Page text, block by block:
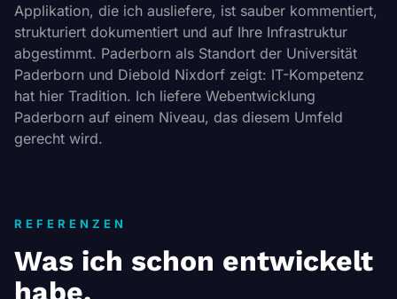
Applikation, die ich ausliefere, ist sauber kommentiert,
strukturiert dokumentiert und auf Ihre Infrastruktur
abgestimmt. Paderborn als Standort der Universität
Paderborn und Diebold Nixdorf zeigt: IT-Kompetenz
hat hier Tradition. Ich liefere Webentwicklung
Paderborn auf einem Niveau, das diesem Umfeld
gerecht wird.
REFERENZEN
Was ich schon entwickelt